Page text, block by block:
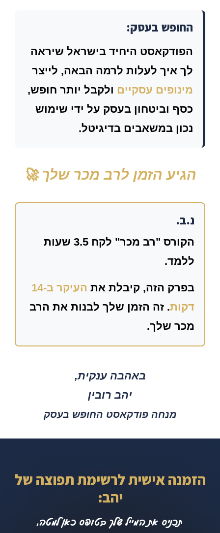
החופש בעסק:
הפודקאסט היחיד בישראל שיראה
לך איך לעלות לרמה הבאה, לייצר
מינופים עסקיים ולקבל יותר חופש,
כסף וביטחון בעסק על ידי שימוש
נכון במשאבים בדיגיטל.
הגיע הזמן לרב מכר שלך 🚀
נ.ב.
הקורס "רב מכר" לקח 3.5 שעות
ללמד.
בפרק הזה, קיבלת את
העיקר ב-14
דקות. זה הזמן שלך לבנות את הרב
מכר שלך.
באהבה ענקית,
יהב רובין
מנחה פודקאסט החופש בעסק
הזמנה אישית לרשימת תפוצה של
יהב:
תכניס את המייל שלך בטופס כאן למטה,